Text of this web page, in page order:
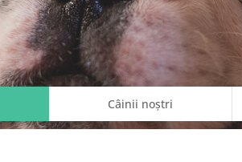
Câinii noștri